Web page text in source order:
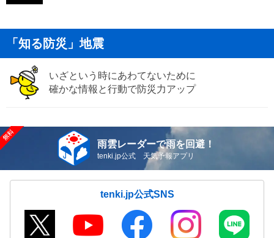
「知る防災」地震
いざという時にあわてないために
確かな情報と行動で防災力アップ
雨雲レーダーで雨を回避！
tenki.jp公式 天気予報アプリ
tenki.jp公式SNS